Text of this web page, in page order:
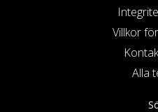
Villkor
Alla